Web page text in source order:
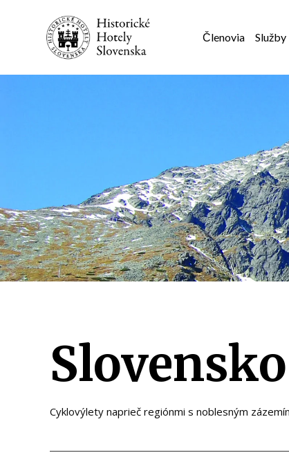
Členovia Služby
Slovensko
Cyklovýlety naprieč regiónmi s noblesným